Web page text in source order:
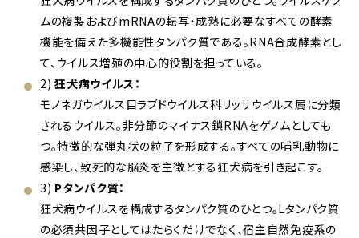
ムの複製およびmRNAの転写・成熟に必要なすべての酵素
機能を備えた多機能性タンパク質である。RNA合成酵素とし
て、ウイルス増殖の中心的役割を担っている。
2)狂犬病ウイルス：
モノネガウイルス目ラブドウイルス科リッサウイルス属に分類
されるウイルス。非分節のマイナス鎖RNAをゲノムとしても
つ。特徴的な弾丸状の粒子を形成する。すべての哺乳動物に
感染し、致死的な脳炎を主徴とする狂犬病を引き起こす。
3) Pタンパク質：
狂犬病ウイルスを構成するタンパク質のひとつ。Lタンパク質
の必須共因子としてはたらくだけでなく、宿主自然免疫系の